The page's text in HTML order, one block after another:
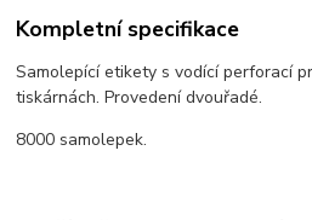
Kompletní specifikace
Samolepící etikety s vodící perforací
tiskárnách. Provedení dvouřadé.
8000 samolepek.